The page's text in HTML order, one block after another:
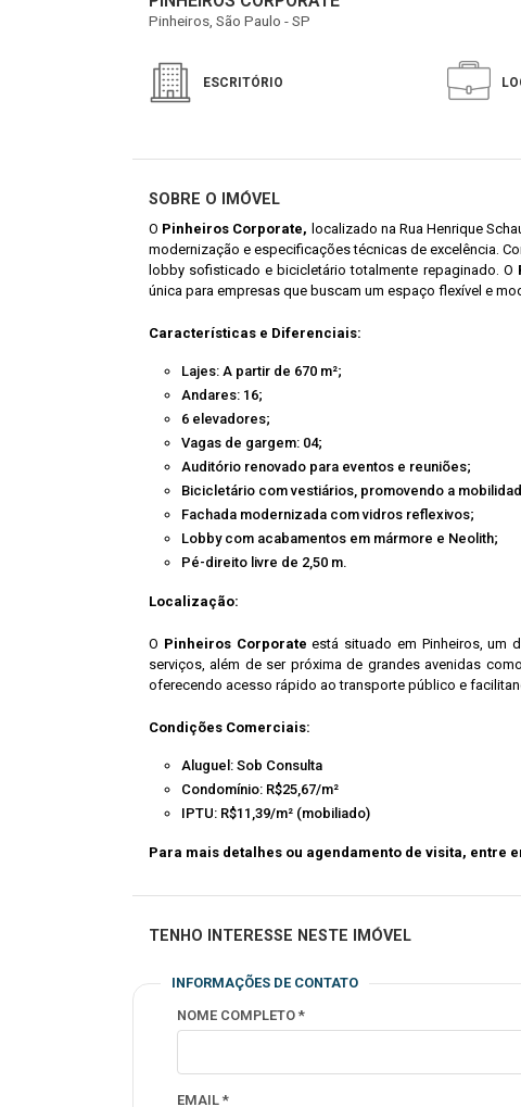
Pinheiros, São Paulo - SP
ESCRITÓRIO
SOBRE O IMÓVEL
O Pinheiros Corporate, localizado na Rua Henrique
modernização e especificações técnicas de excelência.
lobby sofisticado e bicicletário totalmente repaginado. O
única para empresas que buscam um espaço flexível e
Características e Diferenciais:
Lajes: A partir de 670 m²;
Andares: 16;
6 elevadores;
Vagas de gargem: 04;
Auditório renovado para eventos e reuniões;
Bicicletário com vestiários, promovendo a
Fachada modernizada com vidros reflexivos;
Lobby com acabamentos em mármore e Neolith;
Pé-direito livre de 2,50 m.
Localização:
O Pinheiros Corporate está situado em Pinheiros, um
serviços, além de ser próxima de grandes avenidas
oferecendo acesso rápido ao transporte público e
Condições Comerciais:
Aluguel: Sob Consulta
Condomínio: R$25,67/m²
IPTU: R$11,39/m² (mobiliado)
Para mais detalhes ou agendamento de visita, entre
TENHO INTERESSE NESTE IMÓVEL
INFORMAÇÕES DE CONTATO
NOME COMPLETO *
EMAIL *